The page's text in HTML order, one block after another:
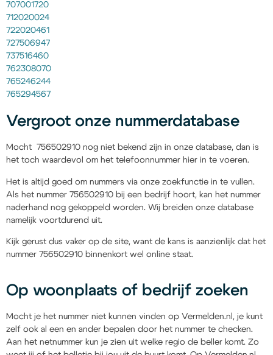
707001720
712020024
722020461
727506947
737516460
762308070
765246244
765294567
Vergroot onze nummerdatabase
Mocht 756502910 nog niet bekend zijn in onze database, dan is
het toch waardevol om het telefoonnummer hier in te voeren.
Het is altijd goed om nummers via onze zoekfunctie in te vullen.
Als het nummer 756502910 bij een bedrijf hoort, kan het nummer
naderhand nog gekoppeld worden. Wij breiden onze database
namelijk voortdurend uit.
Kijk gerust dus vaker op de site, want de kans is aanzienlijk dat het
nummer 756502910 binnenkort wel online staat.
Op woonplaats of bedrijf zoeken
Mocht je het nummer niet kunnen vinden op Vermelden.nl, je kunt
zelf ook al een en ander bepalen door het nummer te checken.
Aan het netnummer kun je zien uit welke regio de beller komt. Zo